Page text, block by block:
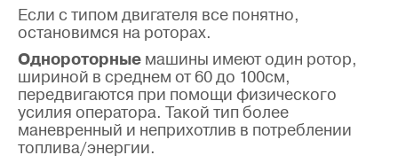
Если с типом двигателя все понятно,
остановимся на роторах.
Однороторные машины имеют один ротор,
шириной в среднем от 60 до 100см,
передвигаются при помощи физического
усилия оператора. Такой тип более
маневренный и неприхотлив в потреблении
топлива/энергии.